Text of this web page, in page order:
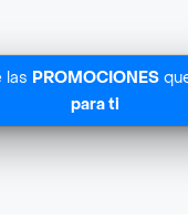
las PROMOCIONES
para ti